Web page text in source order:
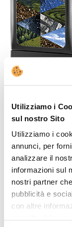
Utilizziamo i
sul nostro Sito
Utilizziamo i
annunci, per
analizzare il
informazioni sul
nostri partner
pubblicità e
con altre